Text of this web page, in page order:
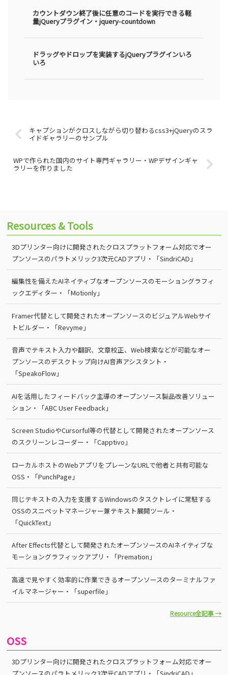
カウントダウン終了後に任意のコードを実行できる軽
量jQueryプラグイン・jquery-countdown
ドラッグやドロップを実装するjQueryプラグインいろ
いろ
キャプションがクロスしながら切り替わるcss3+jQueryのスラ
イドギャラリーのサンプル
WPで作られた国内のサイト専門ギャラリー・WPデザインギャ
ラリーを作りました
Resources & Tools
3Dプリンター向けに開発されたクロスプラットフォーム対応でオー
プンソースのパラトメリック3次元CADアプリ・「SindriCAD」
編集性を備えたAIネイティブなオープンソースのモーショングラフィ
ックエディター・「Motionly」
Framer代替として開発されたオープンソースのビジュアルWebサイ
トビルダー・「Revyme」
音声でテキスト入力や翻訳、文章校正、Web検索などが可能なオー
プンソースのデスクトップ向けAI音声アシスタント・
「SpeakoFlow」
AIを活用したフィードバック主導のオープンソース製品改善ソリュー
ション・「ABC User Feedback」
Screen StudioやCursorful等の代替として開発されたオープンソース
のスクリーンレコーダー・「Capptivo」
ローカルホストのWebアプリをプレーンなURLで他者と共有可能な
OSS・「PunchPage」
同じテキストの入力を支援するWindowsのタスクトレイに常駐する
OSSのスニペットマネージャー兼テキスト展開ツール・
「QuickText」
After Effects代替として開発されたオープンソースのAIネイティブな
モーショングラフィックアプリ・「Premation」
高速で見やすく効率的に作業できるオープンソースのターミナルファ
イルマネージャー・「superfile」
Resource全記事 →
OSS
3Dプリンター向けに開発されたクロスプラットフォーム対応でオー